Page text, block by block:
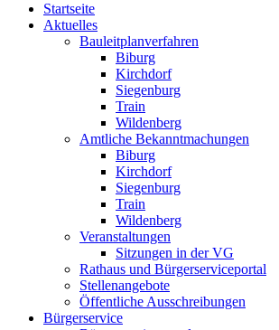
Startseite
Aktuelles
Bauleitplanverfahren
Biburg
Kirchdorf
Siegenburg
Train
Wildenberg
Amtliche Bekanntmachungen
Biburg
Kirchdorf
Siegenburg
Train
Wildenberg
Veranstaltungen
Sitzungen in der VG
Rathaus und Bürgerserviceportal
Stellenangebote
Öffentliche Ausschreibungen
Bürgerservice